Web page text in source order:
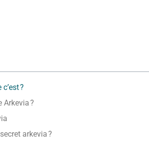
?
?
arkevia ?